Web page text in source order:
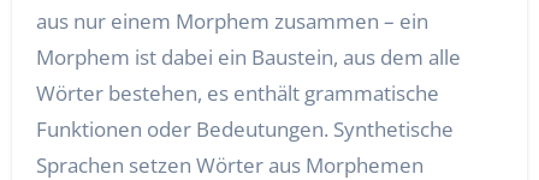
aus nur einem Morphem zusammen – ein
Morphem ist dabei ein Baustein, aus dem alle
Wörter bestehen, es enthält grammatische
Funktionen oder Bedeutungen. Synthetische
Sprachen setzen Wörter aus Morphemen